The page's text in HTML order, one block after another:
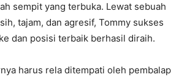
sempit yang terbuka. Lewat sebuah
tajam, dan agresif, Tommy sukses
dan posisi terbaik berhasil diraih.
harus rela ditempati oleh pembalap